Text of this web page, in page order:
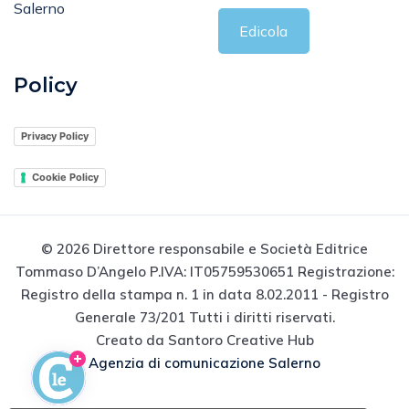
Salerno
Edicola
Policy
Privacy Policy
Cookie Policy
© 2026 Direttore responsabile e Società Editrice
Tommaso D’Angelo P.IVA: IT05759530651 Registrazione:
Registro della stampa n. 1 in data 8.02.2011 - Registro
Generale 73/201 Tutti i diritti riservati.
Creato da Santoro Creative Hub
Agenzia di comunicazione Salerno